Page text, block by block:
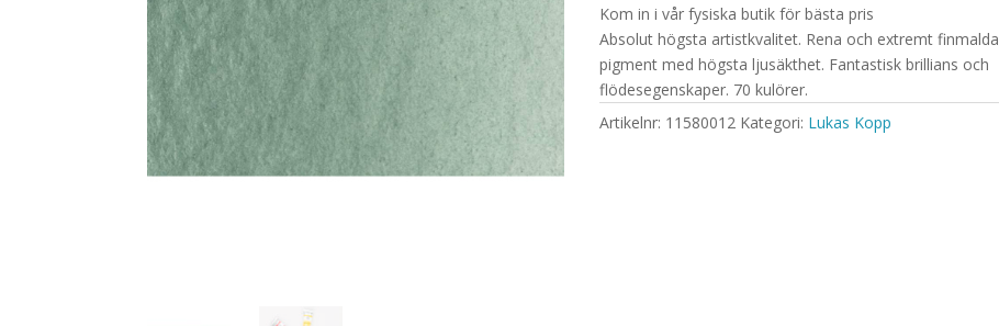
Kom in i vår fysiska butik för bästa pris
Absolut högsta artistkvalitet. Rena och extremt finmalda
pigment med högsta ljusäkthet. Fantastisk brillians och
flödesegenskaper. 70 kulörer.
Artikelnr: 11580012 Kategori: Lukas Kopp